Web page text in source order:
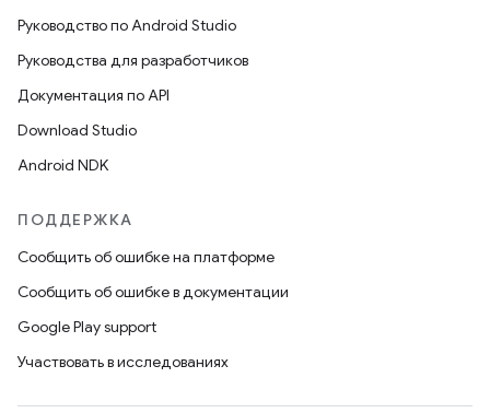
Руководство по Android Studio
Руководства для разработчиков
Документация по API
Download Studio
Android NDK
ПОДДЕРЖКА
Сообщить об ошибке на платформе
Сообщить об ошибке в документации
Google Play support
Участвовать в исследованиях